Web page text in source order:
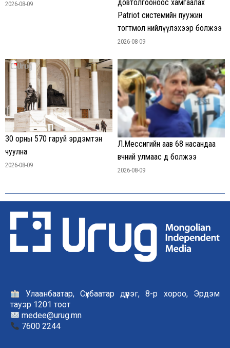
2026-08-09
довтолгооноос хамгаалах
Patriot системийн пуужин
тогтмол нийлүүлэхээр болжээ
2026-08-09
30 орны 570 гаруй эрдэмтэн
чуулна
2026-08-09
Л.Мессигийн аав 68 насандаа
өвчний улмаас өөд болжээ
2026-08-09
Улаанбаатар, Сүхбаатар дүүрэг, 8-р хороо, Эрдэм
тауэр 1201 тоот
medee@urug.mn
7600 2244